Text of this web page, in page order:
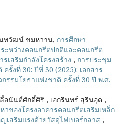
นทวัฒน์ ขมหวาน, การศึกษา
ะหว่างคอนกรีตปกติและคอนกรีต
รเสริมกำลังโครงสร้าง , การประชุม
รั้งที่ 30: ปีที่ 30 (2025): เอกสาร
รรมโยธาแห่งชาติ ครั้งที่ 30 ปี พ.ศ.
อนันต์ศักดิ์ศิริ , เอกรินทร์ สุรินอุด ,
ของโครงอาคารคอนกรีตเสริมเหล็ก
เสริมแรงด้วยวัสดุไฟเบอร์กลาส ,